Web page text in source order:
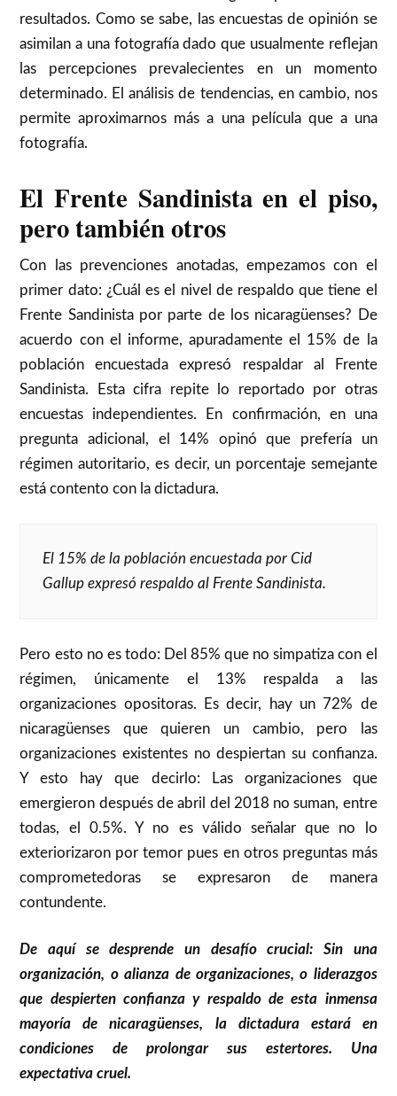
resultados. Como se sabe, las encuestas de opinión se
asimilan a una fotografía dado que usualmente reflejan
las percepciones prevalecientes en un momento
determinado. El análisis de tendencias, en cambio, nos
permite aproximarnos más a una película que a una
fotografía.
El Frente Sandinista en el piso,
pero también otros
Con las prevenciones anotadas, empezamos con el
primer dato: ¿Cuál es el nivel de respaldo que tiene el
Frente Sandinista por parte de los nicaragüenses? De
acuerdo con el informe, apuradamente el 15% de la
población encuestada expresó respaldar al Frente
Sandinista. Esta cifra repite lo reportado por otras
encuestas independientes. En confirmación, en una
pregunta adicional, el 14% opinó que prefería un
régimen autoritario, es decir, un porcentaje semejante
está contento con la dictadura.
El 15% de la población encuestada por Cid
Gallup expresó respaldo al Frente Sandinista.
Pero esto no es todo: Del 85% que no simpatiza con el
régimen, únicamente el 13% respalda a las
organizaciones opositoras. Es decir, hay un 72% de
nicaragüenses que quieren un cambio, pero las
organizaciones existentes no despiertan su confianza.
Y esto hay que decirlo: Las organizaciones que
emergieron después de abril del 2018 no suman, entre
todas, el 0.5%. Y no es válido señalar que no lo
exteriorizaron por temor pues en otros preguntas más
comprometedoras se expresaron de manera
contundente.
De aquí se desprende un desafío crucial: Sin una
organización, o alianza de organizaciones, o liderazgos
que despierten confianza y respaldo de esta inmensa
mayoría de nicaragüenses, la dictadura estará en
condiciones de prolongar sus estertores. Una
expectativa cruel.